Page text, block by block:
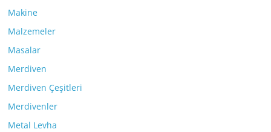
Makine
Malzemeler
Masalar
Merdiven
Merdiven Çeşitleri
Merdivenler
Metal Levha